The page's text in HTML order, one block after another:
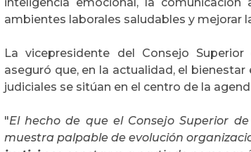
ambientes laborales saludables y mejorar
La vicepresidente del Consejo
aseguró que, en la actualidad, el
judiciales se sitúan en el centro de la
"El hecho de que el Consejo Superior
muestra palpable de evolución